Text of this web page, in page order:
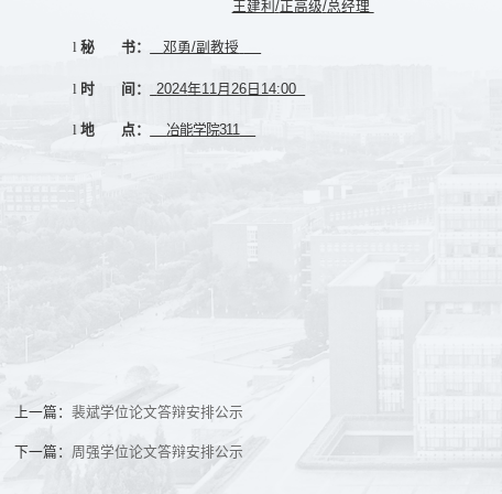
王建利 /正高级/总经理
l秘 书： 邓勇/副教授
l 时 间 ： 2024年11月26日14:00
l地 点： 冶能学院311
上一篇： 裴斌学位论文答辩安排公示
下一篇： 周强学位论文答辩安排公示